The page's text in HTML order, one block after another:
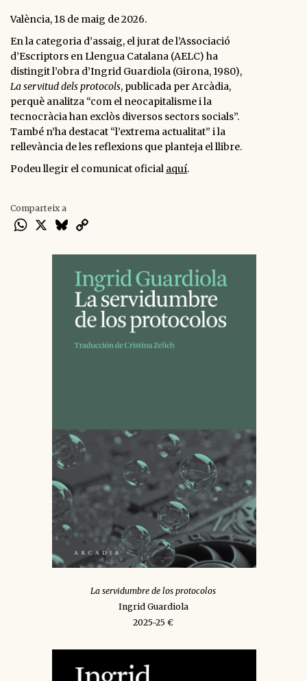
València, 18 de maig de 2026.
En la categoria d’assaig, el jurat de l’Associació
d’Escriptors en Llengua Catalana (AELC) ha
distingit l’obra d’Ingrid Guardiola (Girona, 1980),
La servitud dels protocols, publicada per Arcàdia,
perquè analitza “com el neocapitalisme i la
tecnocràcia han exclòs diversos sectors socials”.
També n’ha destacat “l’extrema actualitat” i la
rellevància de les reflexions que planteja el llibre.
Podeu llegir el comunicat oficial aquí.
Comparteix a
WhatsApp
X Bluesky
La servidumbre de los protocolos
Ingrid Guardiola
2025-25 €